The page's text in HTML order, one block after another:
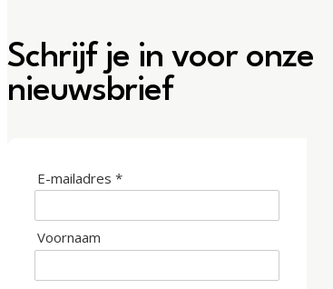
Schrijf je in voor onze
nieuwsbrief
E-mailadres *
Voornaam